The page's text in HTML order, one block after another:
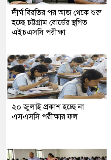
দীর্ঘ বিরতির পর আজ থেকে শুরু
হচ্ছে চট্টগ্রাম বোর্ডের স্থগিত
এইচএসসি পরীক্ষা
২০ জুলাই প্রকাশ হচ্ছে না
এসএসসি পরীক্ষার ফল